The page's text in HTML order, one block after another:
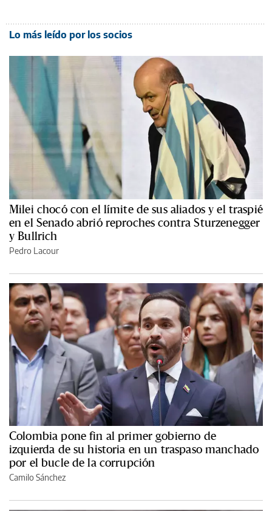
Lo más leído por los socios
Milei chocó con el límite de sus aliados y el traspié
en el Senado abrió reproches contra Sturzenegger
y Bullrich
Pedro Lacour
Colombia pone fin al primer gobierno de
izquierda de su historia en un traspaso manchado
por el bucle de la corrupción
Camilo Sánchez